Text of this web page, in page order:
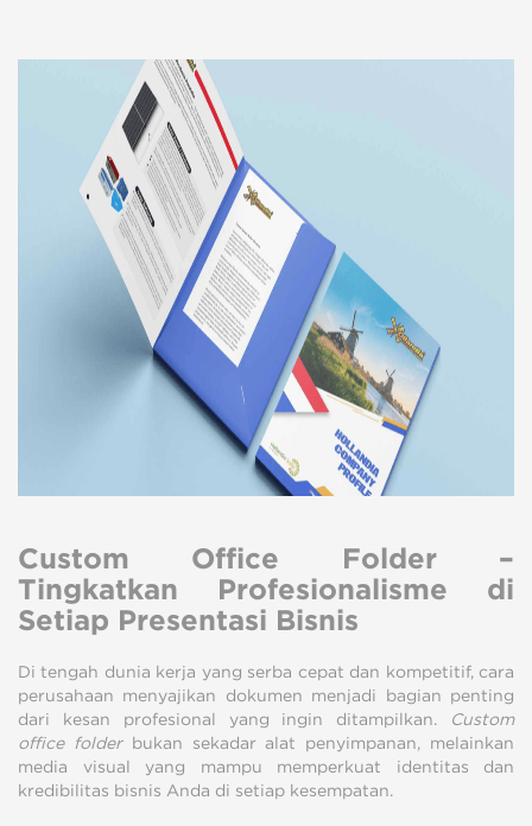
Custom Office Folder –
Tingkatkan Profesionalisme di
Setiap Presentasi Bisnis
Di tengah dunia kerja yang serba cepat dan kompetitif, cara
perusahaan menyajikan dokumen menjadi bagian penting
dari kesan profesional yang ingin ditampilkan.
Custom
office folderbukan sekadar alat penyimpanan, melainkan
media visual yang mampu memperkuat identitas dan
kredibilitas bisnis Anda di setiap kesempatan.